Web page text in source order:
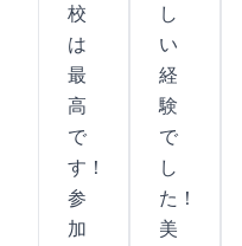
校
は
最
高
で
す！
参
加
し
い
経
験
で
し
た！
美